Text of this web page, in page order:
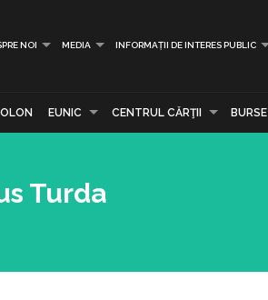
NOI MEDIA INFORMAȚII DE INTERES PUBLIC
EUNIC CENTRUL CĂRŢII BURSE
Turda